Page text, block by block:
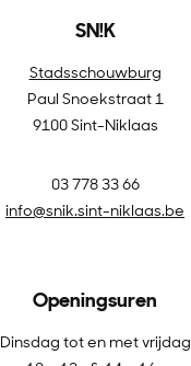
SN!K
Stadsschouwburg
Paul Snoekstraat 1
9100 Sint-Niklaas
03 778 33 66
info@snik.sint-niklaas.be
Openingsuren
Dinsdag tot en met vrijdag